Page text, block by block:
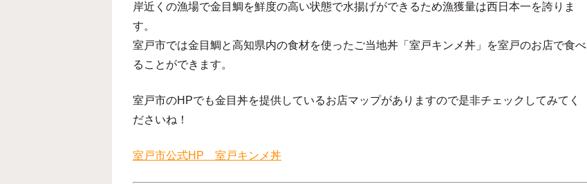
岸近くの漁場で金目鯛を鮮度の高い状態で水揚げができるため漁獲量は西日本一を誇りま
す。
室戸市では金目鯛と高知県内の食材を使ったご当地丼「室戸キンメ丼」を室戸のお店で食べ
ることができます。
室戸市のHPでも金目丼を提供しているお店マップがありますので是非チェックしてみてく
ださいね！
室戸市公式HP 室戸キンメ丼